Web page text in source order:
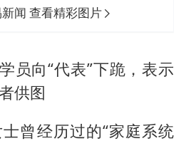
闻 查看精彩图片
员向“代表”下跪，表示
供图
曾经历过的“家庭系统